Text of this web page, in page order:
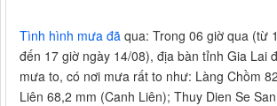
Tình hình mưa đã qua: Trong 06 giờ qua (từ
đến 17 giờ ngày 14/08), địa bàn tỉnh Gia Lai
mưa to, có nơi mưa rất to như: Làng Chồm
Liên 68,2 mm (Canh Liên); Thuy Dien Se